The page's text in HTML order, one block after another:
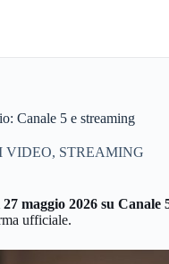
Canale 5 e streaming
VIDEO, STREAMING
maggio 2026 su Canale
ufficiale.